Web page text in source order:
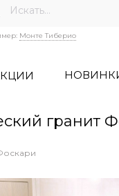
Монте Тиберио
гранит